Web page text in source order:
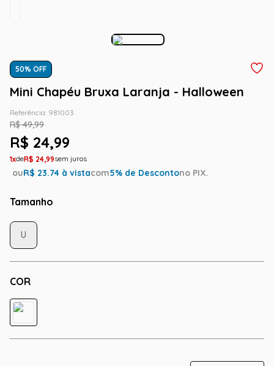
50% OFF
Mini Chapéu Bruxa Laranja - Halloween
Referência: 981003
R$ 49,99
R$ 24,99
1 R$ 24,99
ouR$ 23.74 à vistacom5% de Descontono PIX.
Tamanho
COR
U